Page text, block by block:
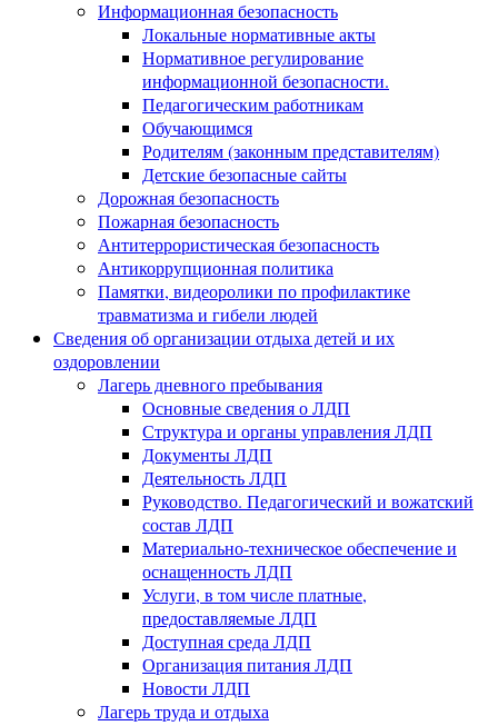
Информационная безопасность
Локальные нормативные акты
Нормативное регулирование
информационной безопасности.
Педагогическим работникам
Обучающимся
Родителям (законным представителям)
Детские безопасные сайты
Дорожная безопасность
Пожарная безопасность
Антитеррористическая безопасность
Антикоррупционная политика
Памятки, видеоролики по профилактике
травматизма и гибели людей
Сведения об организации отдыха детей и их
оздоровлении
Лагерь дневного пребывания
Основные сведения о ЛДП
Структура и органы управления ЛДП
Документы ЛДП
Деятельность ЛДП
Руководство. Педагогический и вожатский
состав ЛДП
Материально-техническое обеспечение и
оснащенность ЛДП
Услуги, в том числе платные,
предоставляемые ЛДП
Доступная среда ЛДП
Организация питания ЛДП
Новости ЛДП
Лагерь труда и отдыха